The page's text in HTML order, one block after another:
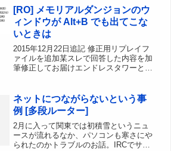
コストとしてはお安くなりますよね。た
まにしか使わないインクジ...
[RO] メモリアルダンジョンのウ
ィンドウが Alt+B でも出てこな
いときは
2015年12月22日追記 修正用リプレイフ
ァイルを追加某スレで回答した内容を加
筆修正してお届けエンドレスタワーとか
ますよね。クライアント入れなおしたせ
いなのか、パッチ...
ネットにつながらないという事
例 [多段ルーター]
2月に入って関東では初積雪というニュ
ースが流れるなか、パソコンも寒さにや
られたのかトラブルのお話。IRCでサブ